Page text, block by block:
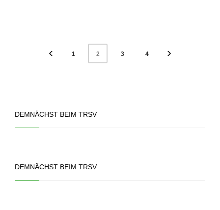
1 2 3 4
DEMNÄCHST BEIM TRSV
DEMNÄCHST BEIM TRSV